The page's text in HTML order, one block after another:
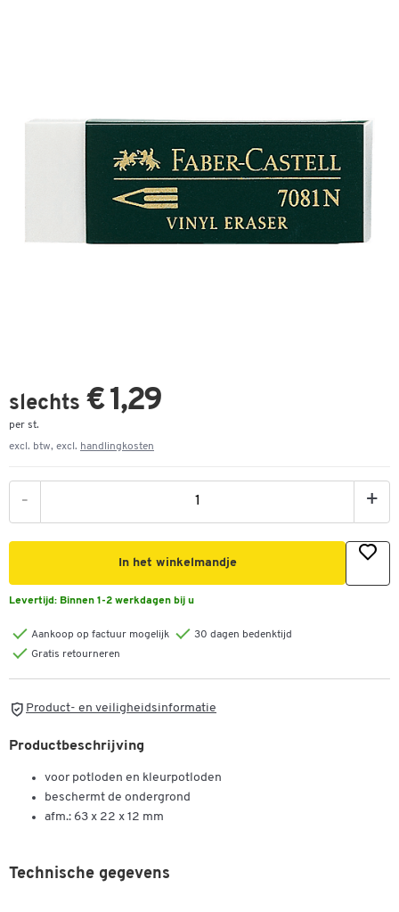
slechts € 1,29
per st.
excl. btw, excl. handlingkosten
- +
In het winkelmandje
Levertijd: Binnen 1-2 werkdagen bij u
Aankoop op factuur mogelijk
30 dagen bedenktijd
Gratis retourneren
Product- en veiligheidsinformatie
Productbeschrijving
voor potloden en kleurpotloden
beschermt de ondergrond
afm.: 63 x 22 x 12 mm
Technische gegevens